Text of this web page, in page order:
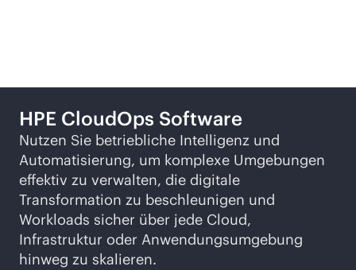
HPE CloudOps Software
Nutzen Sie betriebliche Intelligenz und
Automatisierung, um komplexe Umgebungen
effektiv zu verwalten, die digitale
Transformation zu beschleunigen und
Workloads sicher über jede Cloud,
Infrastruktur oder Anwendungsumgebung
hinweg zu skalieren.